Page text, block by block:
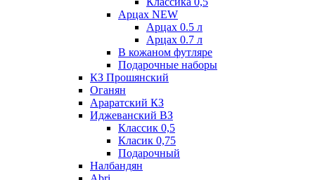
Арцах NEW
Арцах 0.5 л
Арцах 0.7 л
В кожаном футляре
Подарочные наборы
КЗ Прошянский
Оганян
Араратский КЗ
Иджеванский ВЗ
Классик 0,5
Класик 0,75
Подарочный
Налбандян